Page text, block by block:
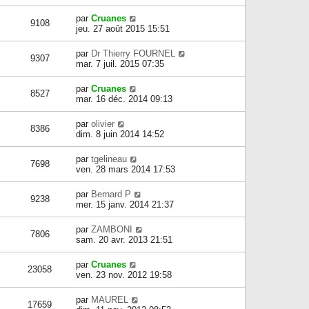
9108 par Cruanes
jeu. 27 août 2015 15:51
9307 par Dr Thierry FOURNEL
mar. 7 juil. 2015 07:35
8527 par Cruanes
mar. 16 déc. 2014 09:13
8386 par olivier
dim. 8 juin 2014 14:52
7698 par tgelineau
ven. 28 mars 2014 17:53
9238 par Bernard P
mer. 15 janv. 2014 21:37
7806 par ZAMBONI
sam. 20 avr. 2013 21:51
23058 par Cruanes
ven. 23 nov. 2012 19:58
17659 par MAUREL